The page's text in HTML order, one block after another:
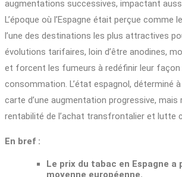
augmentations successives, impactant
L’époque où l’Espagne était perçue
l’une des destinations les plus attractives
évolutions tarifaires, loin d’être anodines,
et forcent les fumeurs à redéfinir leur façon
consommation. L’état espagnol, déterminé
carte d’une augmentation progressive,
rentabilité de l’achat transfrontalier et lutte
En bref :
Le prix du tabac en Espagne
moyenne européenne.